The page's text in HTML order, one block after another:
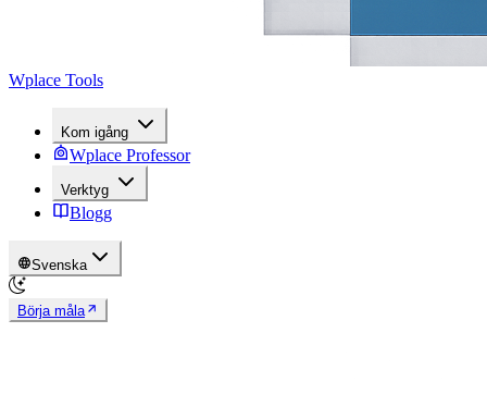
Wplace Tools
Kom igång
Wplace Professor
Verktyg
Blogg
Svenska
Börja måla